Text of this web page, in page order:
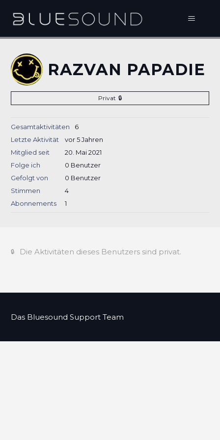
RAZVAN PAPADIE
Privat
Gesamtaktivitäten
6
Letzte Aktivität
vor 5 Jahren
Mitglied seit
20. Mai 2021
Folge ich
0 Benutzer
Gefolgt von
0 Benutzer
Stimmen
4
Abonnements
1
Die Aktivitäten dieses Benutzers sind privat.
Das Bluesound Support Team